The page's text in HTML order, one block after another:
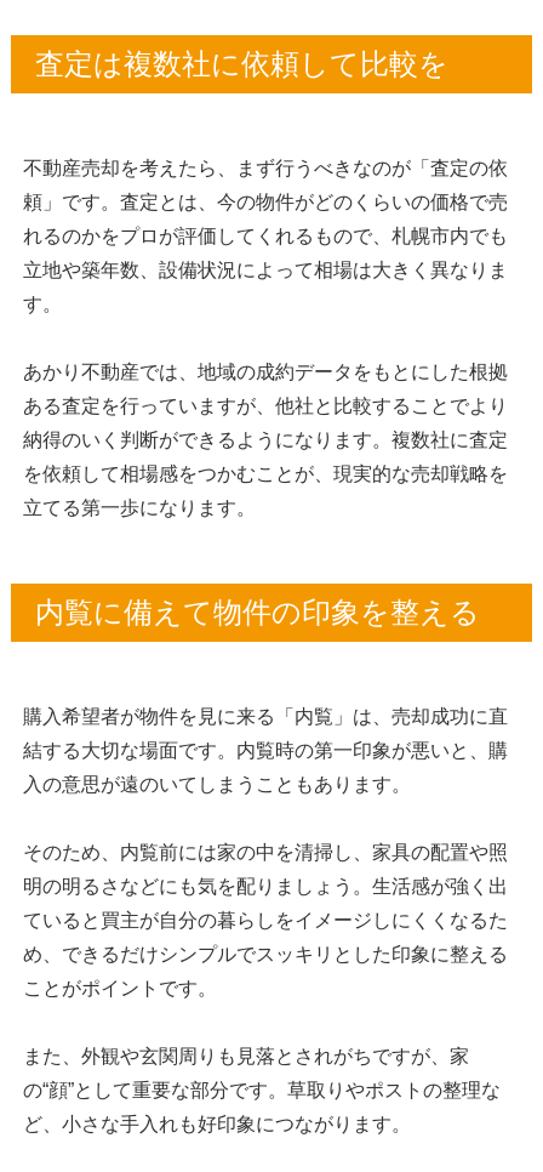
査定は複数社に依頼して比較を
不動産売却を考えたら、まず行うべきなのが「査定の依
頼」です。査定とは、今の物件がどのくらいの価格で売
れるのかをプロが評価してくれるもので、札幌市内でも
立地や築年数、設備状況によって相場は大きく異なりま
す。
あかり不動産では、地域の成約データをもとにした根拠
ある査定を行っていますが、他社と比較することでより
納得のいく判断ができるようになります。複数社に査定
を依頼して相場感をつかむことが、現実的な売却戦略を
立てる第一歩になります。
内覧に備えて物件の印象を整える
購入希望者が物件を見に来る「内覧」は、売却成功に直
結する大切な場面です。内覧時の第一印象が悪いと、購
入の意思が遠のいてしまうこともあります。
そのため、内覧前には家の中を清掃し、家具の配置や照
明の明るさなどにも気を配りましょう。生活感が強く出
ていると買主が自分の暮らしをイメージしにくくなるた
め、できるだけシンプルでスッキリとした印象に整える
ことがポイントです。
また、外観や玄関周りも見落とされがちですが、家
の“顔”として重要な部分です。草取りやポストの整理な
ど、小さな手入れも好印象につながります。